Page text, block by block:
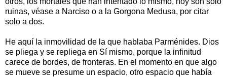
ruinas, véase a Narciso o a la Gorgona Medusa, por citar
solo a dos.
He aquí la inmovilidad de la que hablaba Parménides. Dios
se pliega y se repliega en Sí mismo, porque la infinitud
carece de bordes, de fronteras. En el momento en que algo
se mueve se presume un espacio, otro espacio que había